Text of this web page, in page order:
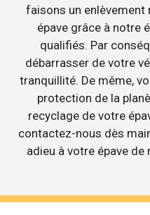
faisons un enlèvement
épave grâce à notre
qualifiés. Par
débarrasser de votre
tranquillité. De même,
protection de la
recyclage de votre
contactez-nous dès
adieu à votre épave